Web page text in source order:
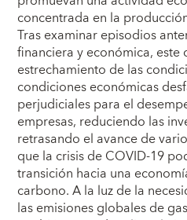
concentrada en la
Tras examinar episodios
financiera y económica,
estrechamiento de las
condiciones económicas
perjudiciales para el
empresas, reduciendo las
retrasando el avance de
que la crisis de COVID-19
transición hacia una
carbono. A la luz de la
las emisiones globales de